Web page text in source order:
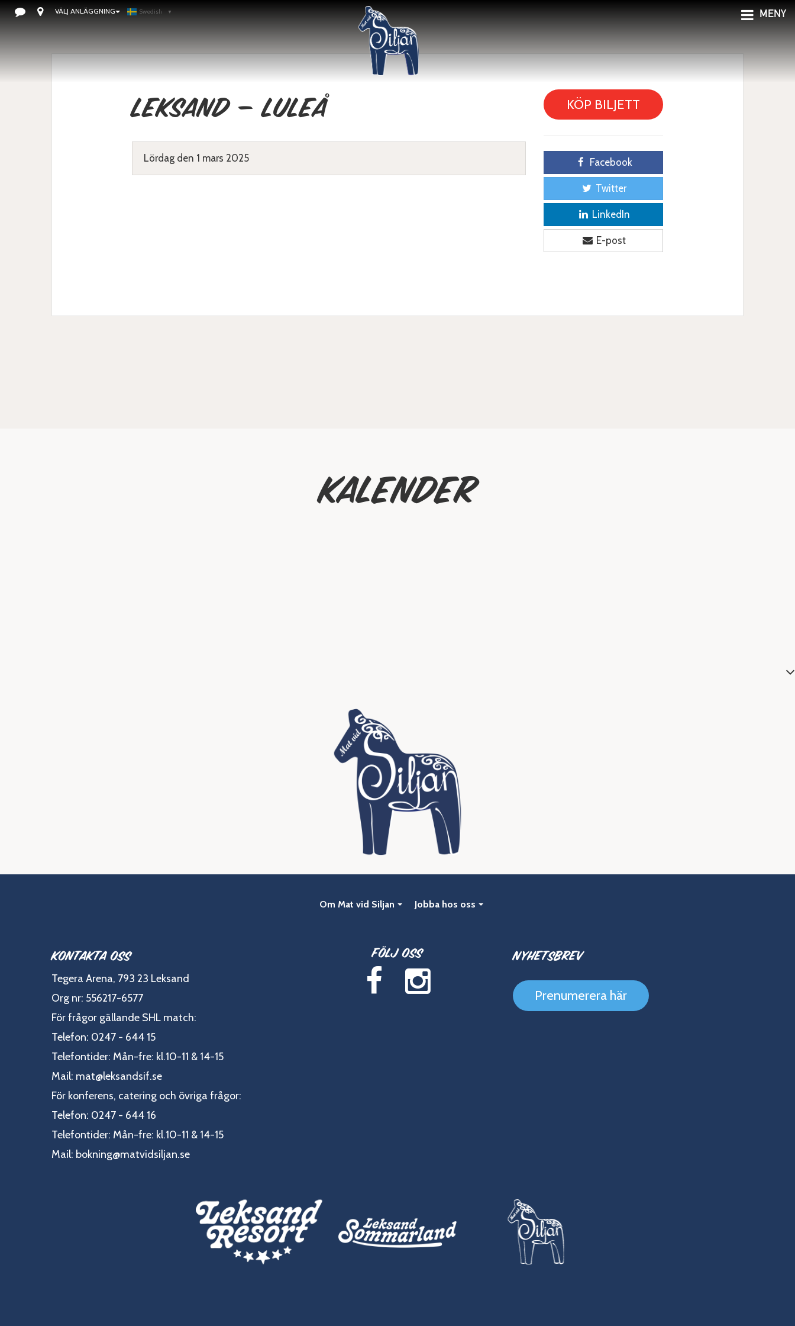
VÄLJ ANLÄGGNING Swedish ▼ MENY
Leksand – Luleå
Lördag den 1 mars 2025
KÖP BILJETT
Facebook
Twitter
LinkedIn
E-post
Kalender
Om Mat vid Siljan Jobba hos oss
Kontakta oss
Tegera Arena, 793 23 Leksand
Org nr: 556217-6577
För frågor gällande SHL match:
Telefon: 0247 - 644 15
Telefontider: Mån-fre: kl.10-11 & 14-15
Mail: mat@leksandsif.se
För konferens, catering och övriga frågor:
Telefon: 0247 - 644 16
Telefontider: Mån-fre: kl.10-11 & 14-15
Mail: bokning@matvidsiljan.se
Följ oss Nyhetsbrev